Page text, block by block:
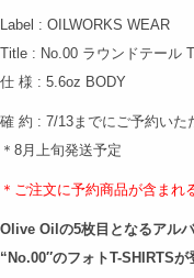
Label : OILWORKS WEAR
Title : No.00 ラウンドテール
仕 様 : 5.6oz BODY
確 約 : 7/13までにご予約いた
＊8月上旬発送予定
＊ご注文に予約商品が含まれ
Olive Oilの5枚目となるアル
“No.00″のフォトT-SHIRTSが